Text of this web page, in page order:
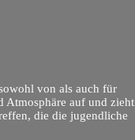
von als auch für
Atmosphäre auf und zieht
die die jugendliche